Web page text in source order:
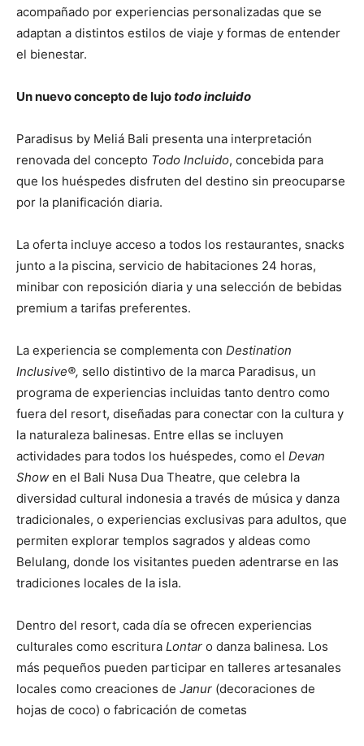
acompañado por experiencias personalizadas que se
adaptan a distintos estilos de viaje y formas de entender
el bienestar.
Un nuevo concepto de lujotodo incluido
Paradisus by Meliá Bali presenta una interpretación
renovada del concepto Todo Incluido, concebida para
que los huéspedes disfruten del destino sin preocuparse
por la planificación diaria.
La oferta incluye acceso a todos los restaurantes, snacks
junto a la piscina, servicio de habitaciones 24 horas,
minibar con reposición diaria y una selección de bebidas
premium a tarifas preferentes.
La experiencia se complementa con Destination
Inclusive®, sello distintivo de la marca Paradisus, un
programa de experiencias incluidas tanto dentro como
fuera del resort, diseñadas para conectar con la cultura y
la naturaleza balinesas. Entre ellas se incluyen
actividades para todos los huéspedes, como el Devan
Show en el Bali Nusa Dua Theatre, que celebra la
diversidad cultural indonesia a través de música y danza
tradicionales, o experiencias exclusivas para adultos, que
permiten explorar templos sagrados y aldeas como
Belulang, donde los visitantes pueden adentrarse en las
tradiciones locales de la isla.
Dentro del resort, cada día se ofrecen experiencias
culturales como escritura Lontar o danza balinesa. Los
más pequeños pueden participar en talleres artesanales
locales como creaciones de Janur (decoraciones de
hojas de coco) o fabricación de cometas